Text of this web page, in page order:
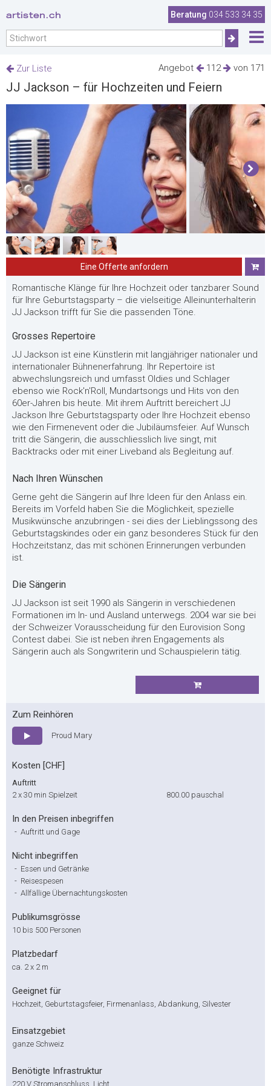
artisten.ch Beratung 034 533 34 35
Angebot 112 von 171
Zur Liste
JJ Jackson – für Hochzeiten und Feiern
Eine Offerte anfordern
Romantische Klänge für Ihre Hochzeit oder tanzbarer Sound
für Ihre Geburtstagsparty – die vielseitige Alleinunterhalterin
JJ Jackson trifft für Sie die passenden Töne.
Grosses Repertoire
JJ Jackson ist eine Künstlerin mit langjähriger nationaler und
internationaler Bühnenerfahrung. Ihr Repertoire ist
abwechslungsreich und umfasst Oldies und Schlager
ebenso wie Rock'n'Roll, Mundartsongs und Hits von den
60er-Jahren bis heute. Mit ihrem Auftritt bereichert JJ
Jackson Ihre Geburtstagsparty oder Ihre Hochzeit ebenso
wie den Firmenevent oder die Jubiläumsfeier. Auf Wunsch
tritt die Sängerin, die ausschliesslich live singt, mit
Backtracks oder mit einer Liveband als Begleitung auf.
Nach Ihren Wünschen
Gerne geht die Sängerin auf Ihre Ideen für den Anlass ein.
Bereits im Vorfeld haben Sie die Möglichkeit, spezielle
Musikwünsche anzubringen - sei dies der Lieblingssong des
Geburtstagskindes oder ein ganz besonderes Stück für den
Hochzeitstanz, das mit schönen Erinnerungen verbunden
ist.
Die Sängerin
JJ Jackson ist seit 1990 als Sängerin in verschiedenen
Formationen im In- und Ausland unterwegs. 2004 war sie bei
der Schweizer Vorausscheidung für den Eurovision Song
Contest dabei. Sie ist neben ihren Engagements als
Sängerin auch als Songwriterin und Schauspielerin tätig.
Zum Reinhören
Proud Mary
Kosten [CHF]
Auftritt
2 x 30 min Spielzeit
800.00 pauschal
In den Preisen inbegriffen
- Auftritt und Gage
Nicht inbegriffen
- Essen und Getränke
- Reisespesen
- Allfällige Übernachtungskosten
Publikumsgrösse
10 bis 500 Personen
Platzbedarf
ca. 2 x 2 m
Geeignet für
Hochzeit, Geburtstagsfeier, Firmenanlass, Abdankung, Silvester
Einsatzgebiet
ganze Schweiz
Benötigte Infrastruktur
220 V Stromanschluss, Licht